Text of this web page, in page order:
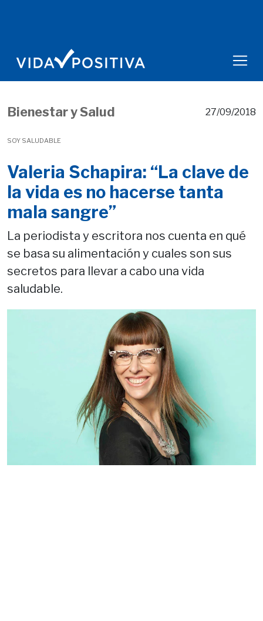
Bienestar y Salud
SOY SALUDABLE
27/09/2018
Valeria Schapira: “La clave de
la vida es no hacerse tanta
mala sangre”
La periodista y escritora nos cuenta en qué
se basa su alimentación y cuales son sus
secretos para llevar a cabo una vida
saludable.